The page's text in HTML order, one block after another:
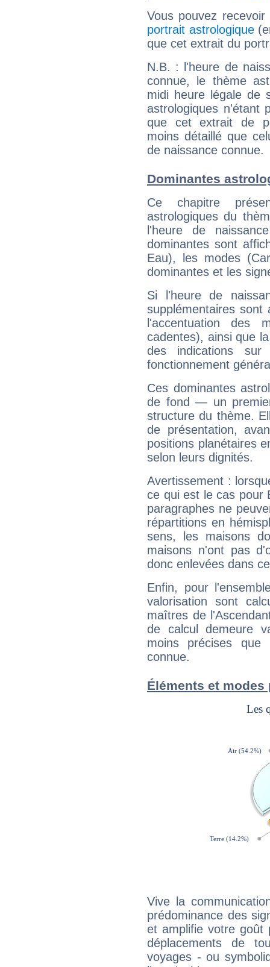
Vous pouvez
portrait astrologique
que cet extrait du
N.B. : l'heure de
connue, le thème
midi heure légale de
astrologiques n'étant
que cet extrait de
moins détaillé que
de naissance connue.
Dominantes
Ce chapitre
astrologiques du
l'heure de
dominantes sont
Eau), les modes
dominantes et les
Si l'heure de
supplémentaires sont
l'accentuation des
cadentes), ainsi que
des indications sur
fonctionnement
Ces dominantes
de fond — un
structure du thème.
de présentation,
positions planétaires
selon leurs dignités.
Avertissement :
ce qui est le cas pour
paragraphes ne
répartitions en
sens, les maisons
maisons n'ont pas
donc enlevées dans
Enfin, pour
valorisation sont
maîtres de
de calcul demeure
moins précises que
connue.
Éléments et
Vive la
prédominance des
et amplifie votre goût
déplacements de
voyages - ou